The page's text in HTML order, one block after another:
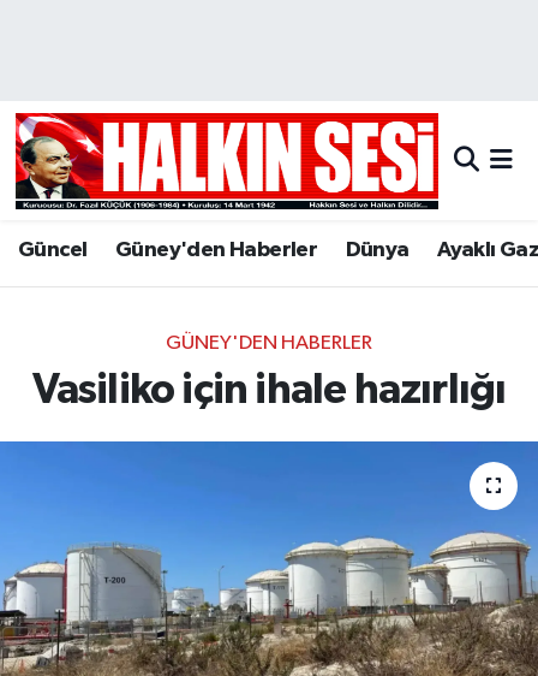
Güncel Güney'den Haberler Dünya Ayaklı
GÜNEY'DEN HABERLER
Vasiliko için ihale hazırlığı
Hava Durumu
Trafik Durumu
Tüm Manşetler
Son Dakika Haberleri